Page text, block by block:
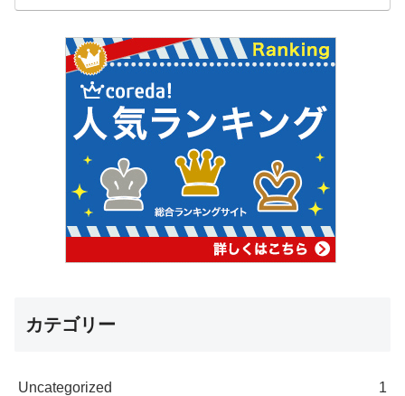
カテゴリー
Uncategorized 1